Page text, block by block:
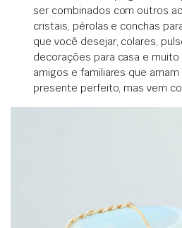
ser combinados com outros
cristais, pérolas e conchas
que você desejar, colares,
decorações para casa e muito
amigos e familiares que
presente perfeito, mas vem